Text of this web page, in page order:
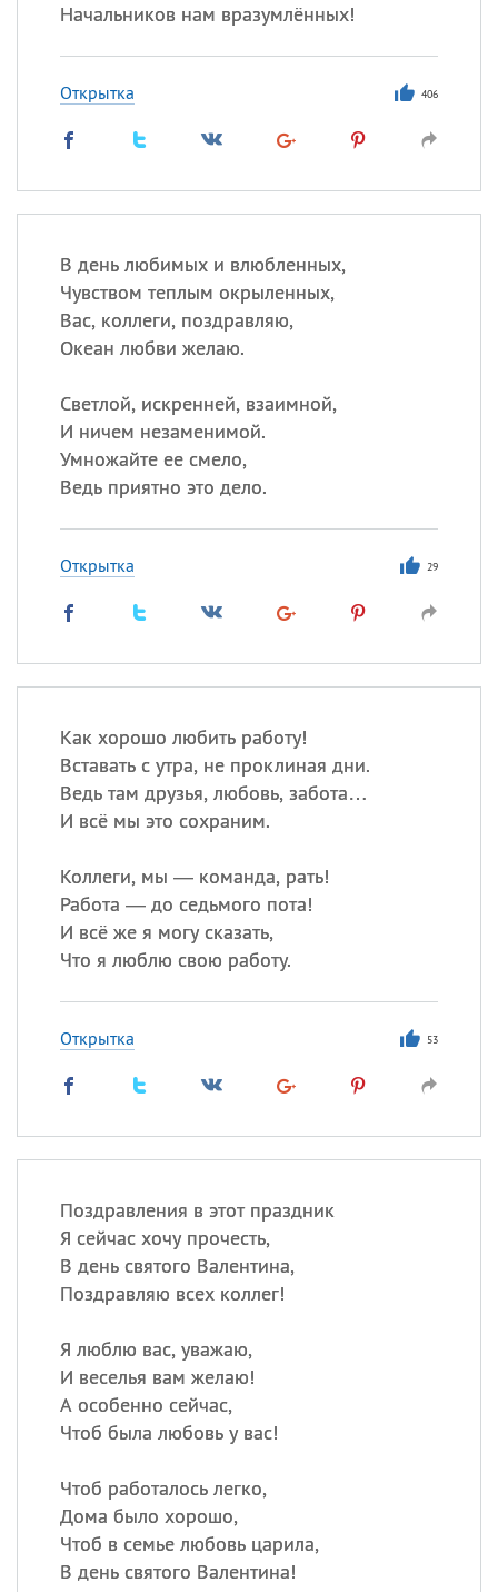
Начальников нам вразумлённых!
Открытка 406
В день любимых и влюбленных,
Чувством теплым окрыленных,
Вас, коллеги, поздравляю,
Океан любви желаю.
Светлой, искренней, взаимной,
И ничем незаменимой.
Умножайте ее смело,
Ведь приятно это дело.
Открытка 29
Как хорошо любить работу!
Вставать с утра, не проклиная дни.
Ведь там друзья, любовь, забота…
И всё мы это сохраним.
Коллеги, мы — команда, рать!
Работа — до седьмого пота!
И всё же я могу сказать,
Что я люблю свою работу.
Открытка 53
Поздравления в этот праздник
Я сейчас хочу прочесть,
В день святого Валентина,
Поздравляю всех коллег!
Я люблю вас, уважаю,
И веселья вам желаю!
А особенно сейчас,
Чтоб была любовь у вас!
Чтоб работалось легко,
Дома было хорошо,
Чтоб в семье любовь царила,
В день святого Валентина!